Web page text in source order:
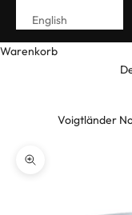
English
Warenkorb
Voigtländer
Bild vergrößern